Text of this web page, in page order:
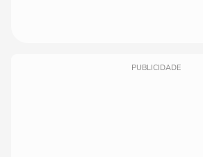
PUBLICIDADE